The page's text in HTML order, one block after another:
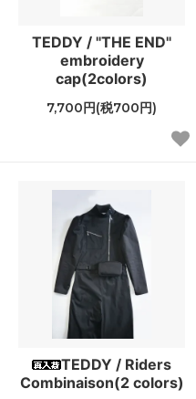
TEDDY / "THE END"
embroidery
cap(2colors)
7,700円(税700円)
TEDDY / Riders
Combinaison(2 colors)